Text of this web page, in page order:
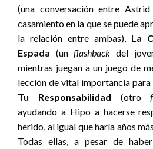
(una conversación entre
casamiento en la que se puede
la relación entre ambas), La
Espada (unflashback del
mientras juegan a un juego de
lección de vital importancia
Tu Responsabilidad (otro
ayudando a Hipo a hacerse
herido, al igual que haría años
Todas ellas, a pesar de